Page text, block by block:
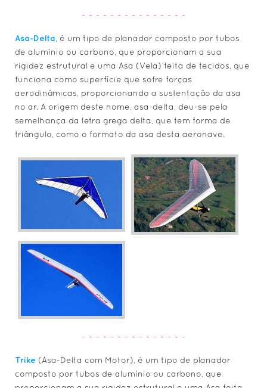
- - - - - - - - - - - - - - -
Asa-Delta, é um tipo de planador composto por tubos
de alumínio ou carbono, que proporcionam a sua
rigidez estrutural e uma Asa (Vela) feita de tecidos, que
funciona como superfície que sofre forças
aerodinâmicas, proporcionando a sustentação da asa
no ar. A origem deste nome, asa-delta, deu-se pela
semelhança da letra grega delta, que tem forma de
triângulo, como o formato da asa desta aeronave.
- - - - - - - - - - - - - - -
Trike (Asa-Delta com Motor), é um tipo de planador
composto por tubos de alumínio ou carbono, que